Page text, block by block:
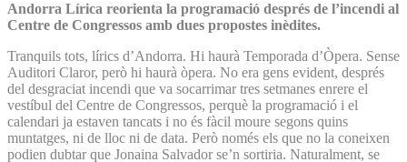
Andorra Lírica reorienta la programació després de l’incendi al
Centre de Congressos amb dues propostes inèdites.
Tranquils tots, lírics d’Andorra. Hi haurà Temporada d’Òpera. Sense
Auditori Claror, però hi haurà òpera. No era gens evident, després
del desgraciat incendi que va socarrimar tres setmanes enrere el
vestíbul del Centre de Congressos, perquè la programació i el
calendari ja estaven tancats i no és fàcil moure segons quins
muntatges, ni de lloc ni de data. Però només els que no la coneixen
podien dubtar que Jonaina Salvador se’n sortiria. Naturalment, se